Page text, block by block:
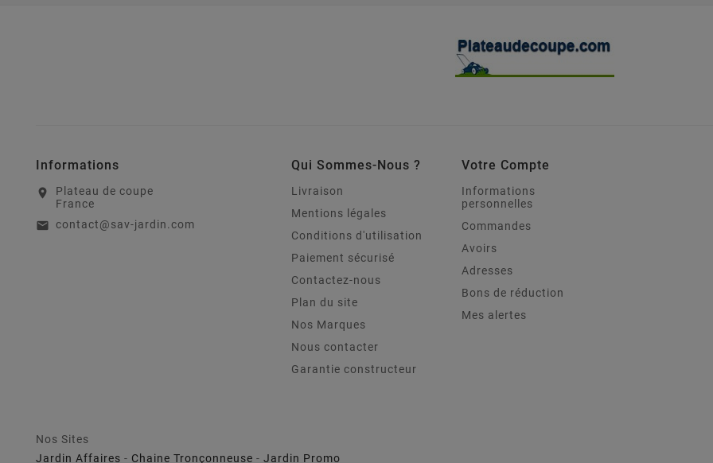
Informations
location_on
Plateau de coupe
France
email contact@sav-jardin.com
Qui Sommes-Nous ?
Livraison
Mentions légales
Conditions d'utilisation
Paiement sécurisé
Contactez-nous
Plan du site
Nos Marques
Nous contacter
Garantie constructeur
Votre Compte
Informations
personnelles
Commandes
Avoirs
Adresses
Bons de réduction
Mes alertes
Nos Sites
Jardin Affaires - Chaine Tronçonneuse - Jardin Promo